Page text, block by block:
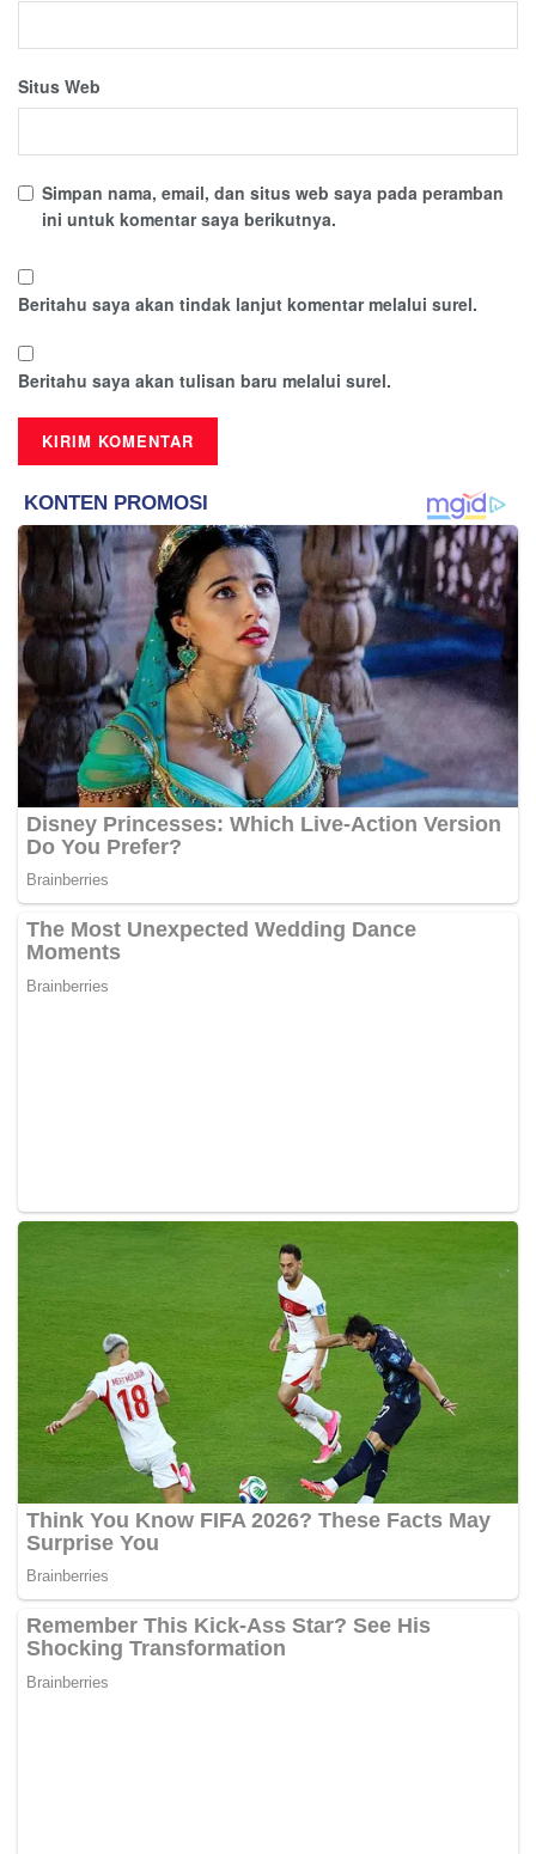
Situs Web
Simpan nama, email, dan situs web saya pada peramban
ini untuk komentar saya berikutnya.
Beritahu saya akan tindak lanjut komentar melalui surel.
Beritahu saya akan tulisan baru melalui surel.